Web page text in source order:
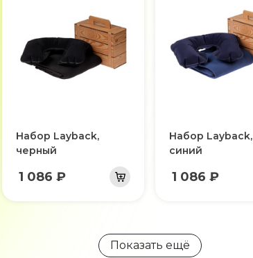
Набор Layback,
черный
1 086 ₽
Набор Layback,
синий
1 086 ₽
Показать ещё